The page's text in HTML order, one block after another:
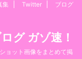
集 Twitter
ブログ
グ ガゾ速！
ョット画像をまとめて掲